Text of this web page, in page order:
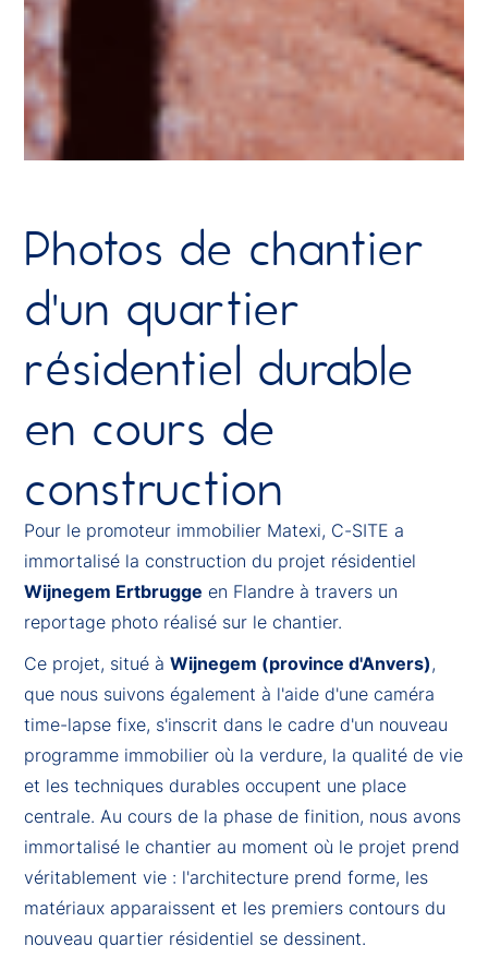
Photos de chantier
d'un quartier
résidentiel durable
en cours de
construction
Pour le promoteur immobilier Matexi, C-SITE a
immortalisé la construction du projet résidentiel
Wijnegem Ertbrugge en Flandre à travers un
reportage photo réalisé sur le chantier.
Ce projet, situé àWijnegem (province d'Anvers) ,
que nous suivons également à l'aide d'une caméra
time-lapse fixe, s'inscrit dans le cadre d'un nouveau
programme immobilier où la verdure, la qualité de vie
et les techniques durables occupent une place
centrale. Au cours de la phase de finition, nous avons
immortalisé le chantier au moment où le projet prend
véritablement vie : l'architecture prend forme, les
matériaux apparaissent et les premiers contours du
nouveau quartier résidentiel se dessinent.